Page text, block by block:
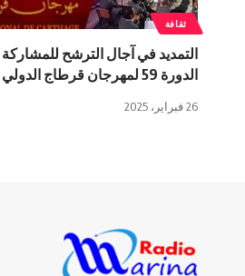
ثقافة
التمديد في آجال الترشح
الدورة 59 لمهرجان قرطاج الدولي
26 فبراير، 2025